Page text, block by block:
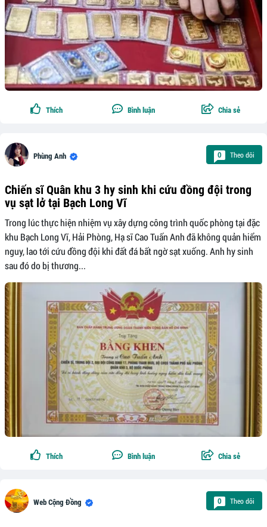
Thích Bình luận Chia sẻ
Phùng Anh 0 Theo dõi
Chiến sĩ Quân khu 3 hy sinh khi cứu đồng đội trong
vụ sạt lở tại Bạch Long Vĩ
Trong lúc thực hiện nhiệm vụ xây dựng công trình quốc phòng tại đặc
khu Bạch Long Vĩ, Hải Phòng, Hạ sĩ Cao Tuấn Anh đã không quản hiểm
nguy, lao tới cứu đồng đội khi đất đá bất ngờ sạt xuống. Anh hy sinh
sau đó do bị thương...
Thích Bình luận Chia sẻ
Web Cộng Đồng 0 Theo dõi